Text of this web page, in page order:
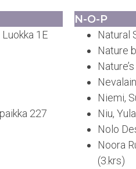
1E
227
N-O-P
Natural
Nature
Niemi,
Niu,
Nolo
Noora
(3.krs)